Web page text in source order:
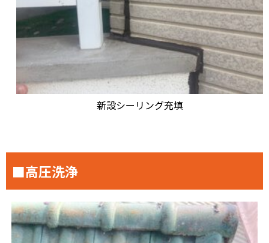
新設シーリング充填
■高圧洗浄